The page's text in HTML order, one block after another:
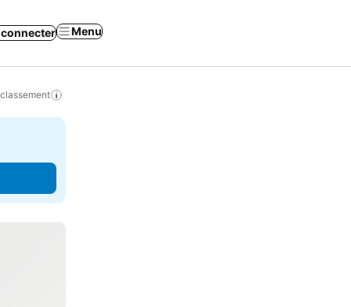
connecter Menu